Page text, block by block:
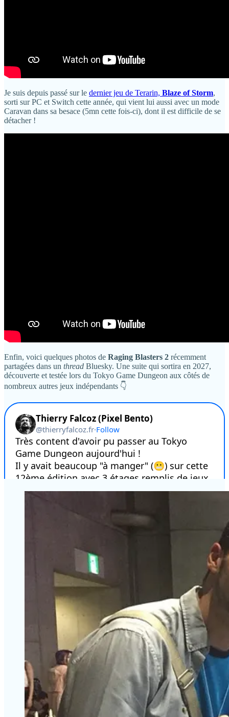
Je suis depuis passé sur le dernier jeu de Terarin, Blaze of Storm,
sorti sur PC et Switch cette année, qui vient lui aussi avec un mode
Caravan dans sa besace (5mn cette fois-ci), dont il est difficile de se
détacher !
Enfin, voici quelques photos de Raging Blasters 2 récemment
partagées dans un thread Bluesky. Une suite qui sortira en 2027,
découverte et testée lors du Tokyo Game Dungeon aux côtés de
nombreux autres jeux indépendants 👇